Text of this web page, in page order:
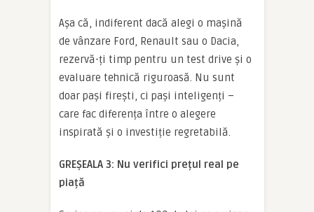
Așa că, indiferent dacă alegi o mașină
de vânzare Ford, Renault sau o Dacia,
rezervă-ți timp pentru un test drive și o
evaluare tehnică riguroasă. Nu sunt
doar pași firești, ci pași inteligenți –
care fac diferența între o alegere
inspirată și o investiție regretabilă.
GREȘEALA 3: Nu verifici prețul real pe
piață